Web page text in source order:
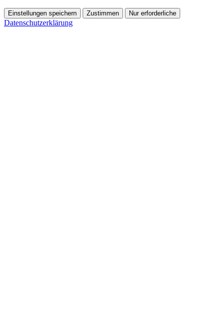
Einstellungen speichern Zustimmen Nur erforderliche
Datenschutzerklärung